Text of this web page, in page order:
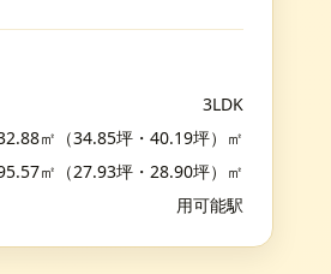
3LDK
㎡（34.85坪・40.19坪）㎡
㎡（27.93坪・28.90坪）㎡
用可能駅